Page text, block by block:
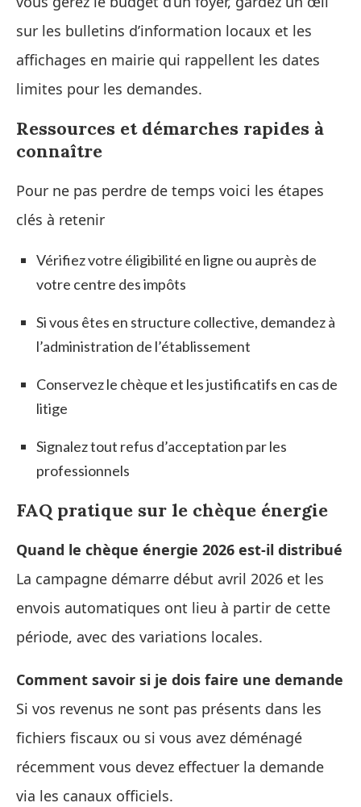
sur les bulletins d’information locaux et les
affichages en mairie qui rappellent les dates
limites pour les demandes.
Ressources et démarches rapides à
connaître
Pour ne pas perdre de temps voici les étapes
clés à retenir
Vérifiez votre éligibilité en ligne ou auprès de
votre centre des impôts
Si vous êtes en structure collective, demandez à
l’administration de l’établissement
Conservez le chèque et les justificatifs en cas de
litige
Signalez tout refus d’acceptation par les
professionnels
FAQ pratique sur le chèque énergie
Quand le chèque énergie 2026 est-il distribué
La campagne démarre début avril 2026 et les
envois automatiques ont lieu à partir de cette
période, avec des variations locales.
Comment savoir si je dois faire une demande
Si vos revenus ne sont pas présents dans les
fichiers fiscaux ou si vous avez déménagé
récemment vous devez effectuer la demande
via les canaux officiels.